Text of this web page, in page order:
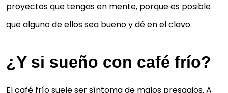
proyectos que tengas en mente, porque es posible
que alguno de ellos sea bueno y dé en el clavo.
¿Y si sueño con café frío?
El café frío suele ser síntoma de malos presagios. A